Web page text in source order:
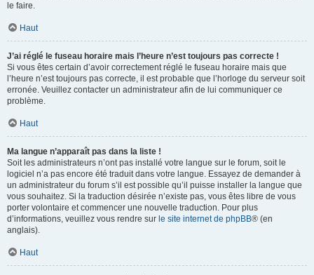
le faire.
Haut
J’ai réglé le fuseau horaire mais l’heure n’est toujours pas correcte !
Si vous êtes certain d’avoir correctement réglé le fuseau horaire mais que
l’heure n’est toujours pas correcte, il est probable que l’horloge du serveur soit
erronée. Veuillez contacter un administrateur afin de lui communiquer ce
problème.
Haut
Ma langue n’apparaît pas dans la liste !
Soit les administrateurs n’ont pas installé votre langue sur le forum, soit le
logiciel n’a pas encore été traduit dans votre langue. Essayez de demander à
un administrateur du forum s’il est possible qu’il puisse installer la langue que
vous souhaitez. Si la traduction désirée n’existe pas, vous êtes libre de vous
porter volontaire et commencer une nouvelle traduction. Pour plus
d’informations, veuillez vous rendre sur le site internet de phpBB® (en
anglais).
Haut